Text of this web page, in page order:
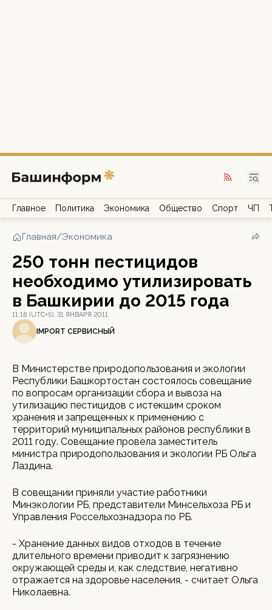
Главное Политика Экономика Общество Спорт ЧП
Главная/Экономика
250 тонн пестицидов
необходимо утилизировать
в Башкирии до 2015 года
11:18 (UTC+5), 31 ЯНВАРЯ 2011
IMPORT СЕРВИСНЫЙ
В Министерстве природопользования и экологии
Республики Башкортостан состоялось совещание
по вопросам организации сбора и вывоза на
утилизацию пестицидов с истекшим сроком
хранения и запрещенных к применению с
территорий муниципальных районов республики в
2011 году. Совещание провела заместитель
министра природопользования и экологии РБ Ольга
Лаздина.
В совещании приняли участие работники
Минэкологии РБ, представители Минсельхоза РБ и
Управления Россельхознадзора по РБ.
- Хранение данных видов отходов в течение
длительного времени приводит к загрязнению
окружающей среды и, как следствие, негативно
отражается на здоровье населения, - считает Ольга
Николаевна.